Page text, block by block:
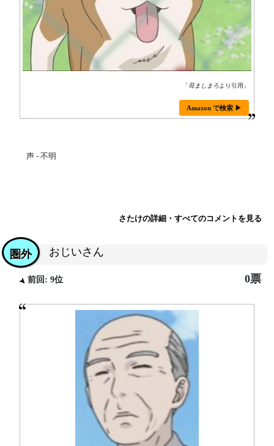
「苺ましまろ より引用」
Amazon で検索 ▶
声 - 不明
さたけの詳細・すべてのコメントを見る
おじいさん
圏外
前回: 9位 0票